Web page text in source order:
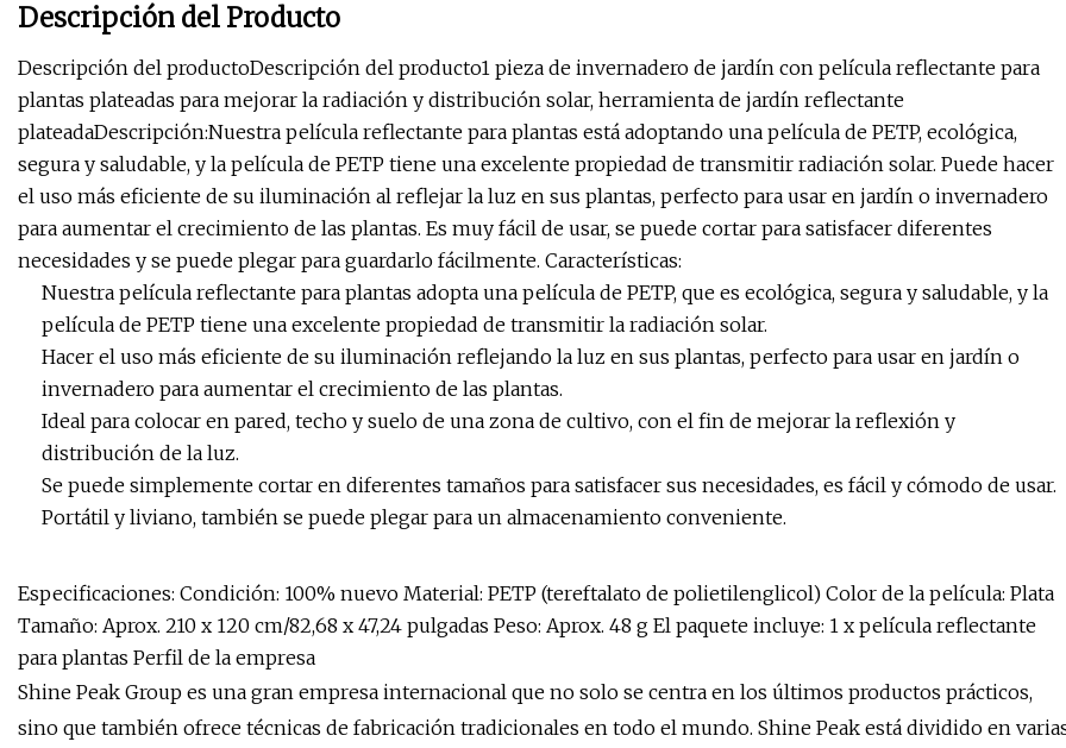
Descripción del Producto
Descripción del productoDescripción del producto1 pieza de invernadero de jardín con película reflectante para
plantas plateadas para mejorar la radiación y distribución solar, herramienta de jardín reflectante
plateadaDescripción:Nuestra película reflectante para plantas está adoptando una película de PETP, ecológica,
segura y saludable, y la película de PETP tiene una excelente propiedad de transmitir radiación solar. Puede hacer
el uso más eficiente de su iluminación al reflejar la luz en sus plantas, perfecto para usar en jardín o invernadero
para aumentar el crecimiento de las plantas. Es muy fácil de usar, se puede cortar para satisfacer diferentes
necesidades y se puede plegar para guardarlo fácilmente. Características:
Nuestra película reflectante para plantas adopta una película de PETP, que es ecológica, segura y saludable, y la
película de PETP tiene una excelente propiedad de transmitir la radiación solar.
Hacer el uso más eficiente de su iluminación reflejando la luz en sus plantas, perfecto para usar en jardín o
invernadero para aumentar el crecimiento de las plantas.
Ideal para colocar en pared, techo y suelo de una zona de cultivo, con el fin de mejorar la reflexión y
distribución de la luz.
Se puede simplemente cortar en diferentes tamaños para satisfacer sus necesidades, es fácil y cómodo de usar.
Portátil y liviano, también se puede plegar para un almacenamiento conveniente.
Especificaciones: Condición: 100% nuevo Material: PETP (tereftalato de polietilenglicol) Color de la película: Plata
Tamaño: Aprox. 210 x 120 cm/82,68 x 47,24 pulgadas Peso: Aprox. 48 g El paquete incluye: 1 x película reflectante
para plantas Perfil de la empresa
Shine Peak Group es una gran empresa internacional que no solo se centra en los últimos productos prácticos,
sino que también ofrece técnicas de fabricación tradicionales en todo el mundo. Shine Peak está dividido en